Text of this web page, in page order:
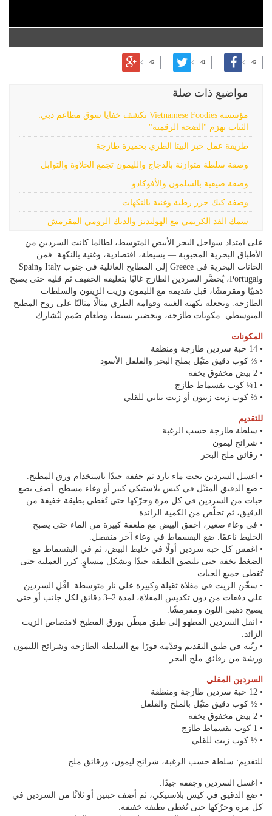
43
41
42
مواضيع ذات صلة
مؤسسة Vietnamese Foodies تكشف خفايا سوق مطاعم دبي:
الثبات يهزم "الضجة الرقمية"
طريقة عمل خبز البيتا الطري بخميرة طازجة
وصفة سلطة متوازنة بالدجاج والليمون تجمع الحلاوة والتوابل
وصفة صيفية بالسلمون والأفوكادو
وصفة كيك جزر رطبة وغنية بالنكهات
سمك القد الكريمي مع الهولنديز والديك الرومي المقرمش
على امتداد سواحل البحر الأبيض المتوسط، لطالما كانت السردين من
الأطباق البحرية المحبوبة — بسيطة، اقتصادية، وغنية بالنكهة. فمن
الحانات البحرية في Greece إلى المطابخ العائلية في جنوب Italy وSpain
وPortugal، يُحضَّر السردين الطازج غالبًا بتغليفه الخفيف ثم قليه حتى يصبح
ذهبيًا ومقرمشًا، قبل تقديمه مع الليمون وزيت الزيتون والسلطات
الطازجة. وتجعله نكهته الغنية وقوامه الطري مثالًا مثاليًا على روح المطبخ
المتوسطي: مكونات طازجة، وتحضير بسيط، وطعام صُمم ليُشارك.
المكونات
• 14 حبة سردين طازجة ومنظفة
• ⅔ كوب دقيق متبّل بملح البحر والفلفل الأسود
• 2 بيض مخفوق بخفة
• 1¼ كوب بقسماط طازج
• ⅔ كوب زيت زيتون أو زيت نباتي للقلي
للتقديم
• سلطة طازجة حسب الرغبة
• شرائح ليمون
• رقائق ملح البحر
• اغسل السردين تحت ماء بارد ثم جففه جيدًا باستخدام ورق المطبخ.
• ضع الدقيق المتبّل في كيس بلاستيكي كبير أو وعاء مسطح. أضف بضع
حبات من السردين في كل مرة وحرّكها حتى تُغطى بطبقة خفيفة من
الدقيق، ثم تخلّص من الكمية الزائدة.
• في وعاء صغير، اخفق البيض مع ملعقة كبيرة من الماء حتى يصبح
الخليط ناعمًا. ضع البقسماط في وعاء آخر منفصل.
• اغمس كل حبة سردين أولًا في خليط البيض، ثم في البقسماط مع
الضغط بخفة حتى تلتصق الطبقة جيدًا وبشكل متساوٍ. كرر العملية حتى
تُغطى جميع الحبات.
• سخّن الزيت في مقلاة ثقيلة وكبيرة على نار متوسطة. اقْلِ السردين
على دفعات من دون تكديس المقلاة، لمدة 2–3 دقائق لكل جانب أو حتى
يصبح ذهبي اللون ومقرمشًا.
• انقل السردين المطهو إلى طبق مبطّن بورق المطبخ لامتصاص الزيت
الزائد.
• رتّبه في طبق التقديم وقدّمه فورًا مع السلطة الطازجة وشرائح الليمون
ورشة من رقائق ملح البحر.
السردين المقلي
• 12 حبة سردين طازجة ومنظفة
• ½ كوب دقيق متبّل بالملح والفلفل
• 2 بيض مخفوق بخفة
• 1 كوب بقسماط طازج
• ½ كوب زيت للقلي
للتقديم: سلطة حسب الرغبة، شرائح ليمون، ورقائق ملح
• اغسل السردين وجففه جيدًا.
• ضع الدقيق في كيس بلاستيكي، ثم أضف حبتين أو ثلاثًا من السردين في
كل مرة وحرّكها حتى تُغطى بطبقة خفيفة.